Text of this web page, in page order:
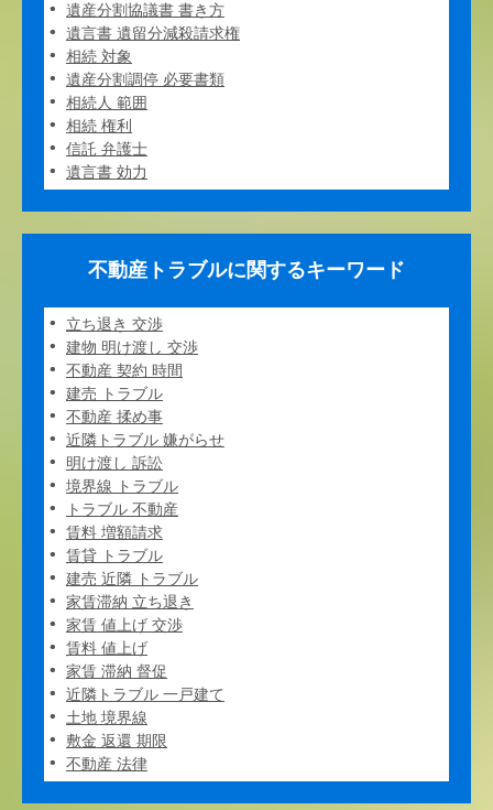
遺産分割協議書 書き方
遺言書 遺留分減殺請求権
相続 対象
遺産分割調停 必要書類
相続人 範囲
相続 権利
信託 弁護士
遺言書 効力
不動産トラブルに関するキーワード
立ち退き 交渉
建物 明け渡し 交渉
不動産 契約 時間
建売 トラブル
不動産 揉め事
近隣トラブル 嫌がらせ
明け渡し 訴訟
境界線 トラブル
トラブル 不動産
賃料 増額請求
賃貸 トラブル
建売 近隣 トラブル
家賃滞納 立ち退き
家賃 値上げ 交渉
賃料 値上げ
家賃 滞納 督促
近隣トラブル 一戸建て
土地 境界線
敷金 返還 期限
不動産 法律